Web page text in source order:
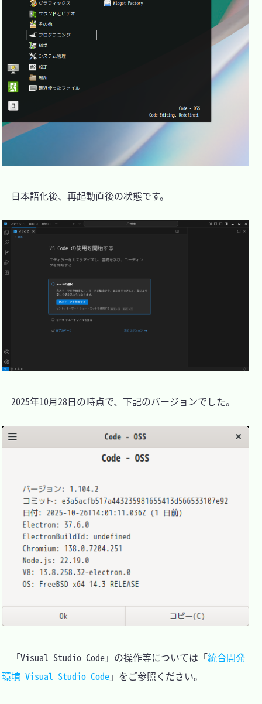
日本語化後、再起動直後の状態です。
2025年10月28日の時点で、下記のバージョンでした。
「Visual Studio Code」の操作等については「統合開発
環境 Visual Studio Code」をご参照ください。